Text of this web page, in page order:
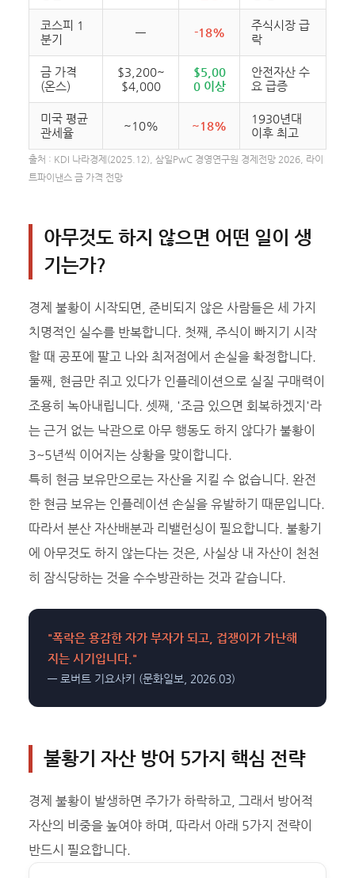
코스피 1
분기
— -18%
주식시장 급
락
금 가격
(온스)
$3,200~
$4,000
$5,00
0 이상
안전자산 수
요 급증
미국 평균
관세율
~10% ~18%
1930년대
이후 최고
출처 : KDI 나라경제(2025.12), 삼일PwC 경영연구원 경제전망 2026, 라이
트파이낸스 금 가격 전망
아무것도 하지 않으면 어떤 일이 생
기는가?
경제 불황이 시작되면, 준비되지 않은 사람들은 세 가지
치명적인 실수를 반복합니다. 첫째, 주식이 빠지기 시작
할 때 공포에 팔고 나와 최저점에서 손실을 확정합니다.
둘째, 현금만 쥐고 있다가 인플레이션으로 실질 구매력이
조용히 녹아내립니다. 셋째, '조금 있으면 회복하겠지'라
는 근거 없는 낙관으로 아무 행동도 하지 않다가 불황이
3~5년씩 이어지는 상황을 맞이합니다.
특히 현금 보유만으로는 자산을 지킬 수 없습니다. 완전
한 현금 보유는 인플레이션 손실을 유발하기 때문입니다.
따라서 분산 자산배분과 리밸런싱이 필요합니다. 불황기
에 아무것도 하지 않는다는 것은, 사실상 내 자산이 천천
히 잠식당하는 것을 수수방관하는 것과 같습니다.
"폭락은 용감한 자가 부자가 되고, 겁쟁이가 가난해
지는 시기입니다."
— 로버트 기요사키 (문화일보, 2026.03)
불황기 자산 방어 5가지 핵심 전략
경제 불황이 발생하면 주가가 하락하고, 그래서 방어적
자산의 비중을 높여야 하며, 따라서 아래 5가지 전략이
반드시 필요합니다.